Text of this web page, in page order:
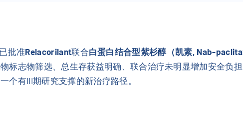
批准Relacorilant联合白蛋白结合型紫杉醇（凯素, Nab-
标志物筛选、总生存获益明确、联合治疗未明显增加安全负
个有III期研究支撑的新治疗路径。